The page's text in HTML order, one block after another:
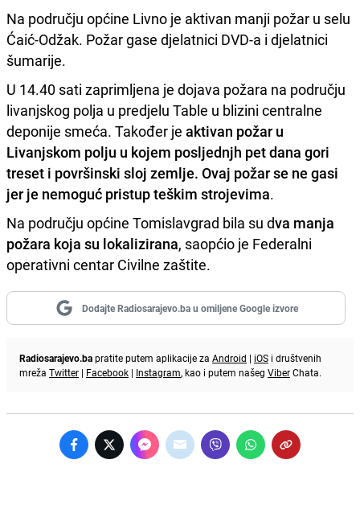
Na području općine Livno je aktivan manji požar u selu
Ćaić-Odžak. Požar gase djelatnici DVD-a i djelatnici
šumarije.
U 14.40 sati zaprimljena je dojava požara na području
livanjskog polja u predjelu Table u blizini centralne
deponije smeća. Također je aktivan požar u
Livanjskom polju u kojem posljednjh pet dana gori
treset i površinski sloj zemlje. Ovaj požar se ne gasi
jer je nemoguć pristup teškim strojevima.
Na području općine Tomislavgrad bila su dva manja
požara koja su lokalizirana, saopćio je Federalni
operativni centar Civilne zaštite.
Dodajte Radiosarajevo.ba u omiljene Google izvore
Radiosarajevo.bapratite putem aplikacije za Android | iOS i društvenih
mreža Twitter | Facebook | Instagram, kao i putem našeg ViberChata.